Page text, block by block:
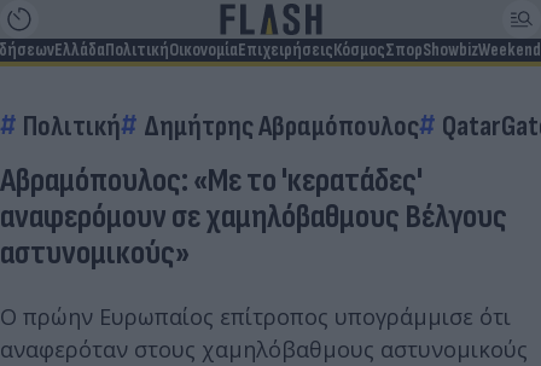
ΕλλάδαΠολιτικήΟικονομίαΕπιχειρήσειςΚόσμοςΣπορShowbizWeekend
Πολιτική Δημήτρης Αβραμόπουλος
Αβραμόπουλος: «Με το 'κερατάδες'
αναφερόμουν σε χαμηλόβαθμους Βέλγους
αστυνομικούς»
Ο πρώην Ευρωπαίος επίτροπος υπογράμμισε ότι
αναφερόταν στους χαμηλόβαθμους αστυνομικούς